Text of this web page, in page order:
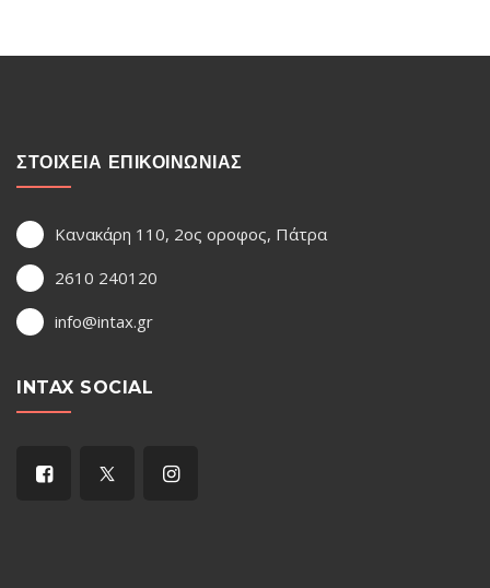
ΣΤΟΙΧΕΙΑ ΕΠΙΚΟΙΝΩΝΙΑΣ
Κανακάρη 110, 2ος οροφος, Πάτρα
2610 240120
info@intax.gr
INTAX SOCIAL